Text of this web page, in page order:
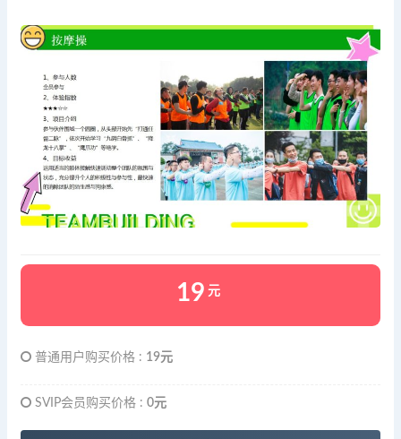
19 元
普通用户购买价格 : 19元
SVIP会员购买价格 : 0元